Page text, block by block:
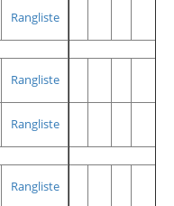
Rangliste
Rangliste
Rangliste
Rangliste